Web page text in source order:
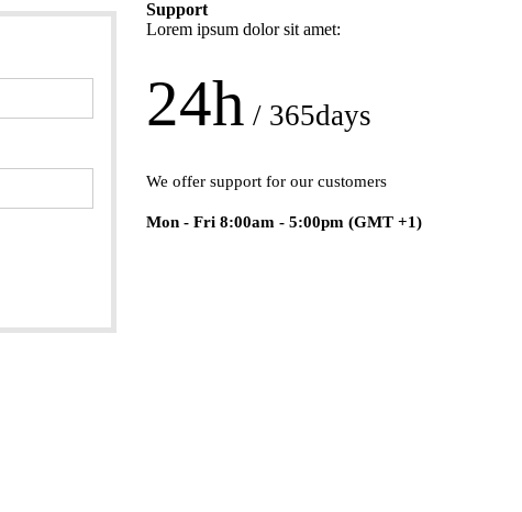
Support
Lorem ipsum dolor sit amet:
24h / 365days
We offer support for our customers
Mon - Fri 8:00am - 5:00pm (GMT +1)